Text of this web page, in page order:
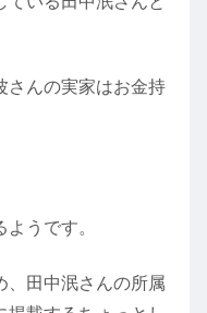
さんの実家はお金持
うです。
、田中泯さんの所属